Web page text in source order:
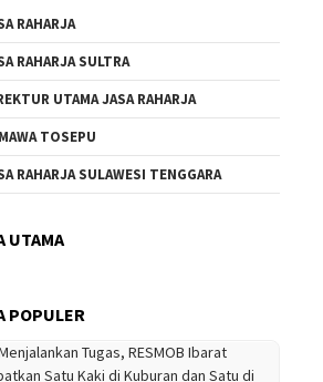
RAHARJA
RAHARJA SULTRA
UTAMA JASA RAHARJA
TOSEPU
RAHARJA SULAWESI TENGGARA
UTAMA
POPULER